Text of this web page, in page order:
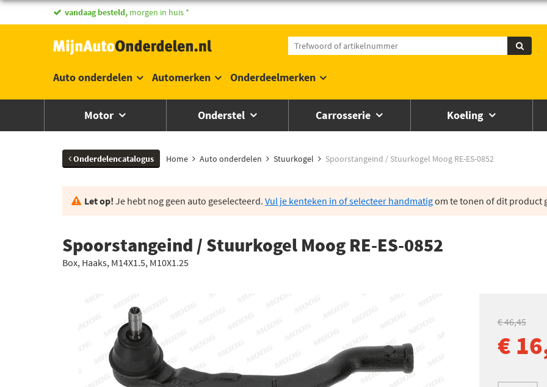
vandaag besteld, morgen in huis *
Auto onderdelen Automerken Onderdeelmerken
Motor Onderstel Carrosserie Koeling
Onderdelencatalogus Home Auto onderdelen Stuurkogel Spoorstangeind / Stuurkogel Moog RE-ES-0852
Let op! Je hebt nog geen auto geselecteerd. Vul je kenteken in of selecteer handmatigom te tonen of dit product
Spoorstangeind / Stuurkogel Moog RE-ES-0852
Box, Haaks, M14X1.5, M10X1.25
€ 46,45
€